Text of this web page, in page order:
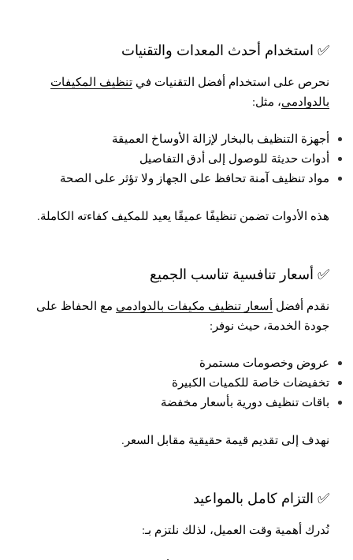
✅ استخدام أحدث المعدات والتقنيات
نحرص على استخدام أفضل التقنيات في تنظيف المكيفات
بالدوادمي، مثل:
أجهزة التنظيف بالبخار لإزالة الأوساخ العميقة
أدوات حديثة للوصول إلى أدق التفاصيل
مواد تنظيف آمنة تحافظ على الجهاز ولا تؤثر على الصحة
هذه الأدوات تضمن تنظيفًا عميقًا يعيد للمكيف كفاءته الكاملة.
✅ أسعار تنافسية تناسب الجميع
نقدم أفضل أسعار تنظيف مكيفات بالدوادمي مع الحفاظ على
جودة الخدمة، حيث نوفر:
عروض وخصومات مستمرة
تخفيضات خاصة للكميات الكبيرة
باقات تنظيف دورية بأسعار مخفضة
نهدف إلى تقديم قيمة حقيقية مقابل السعر.
✅ التزام كامل بالمواعيد
نُدرك أهمية وقت العميل، لذلك نلتزم بـ: